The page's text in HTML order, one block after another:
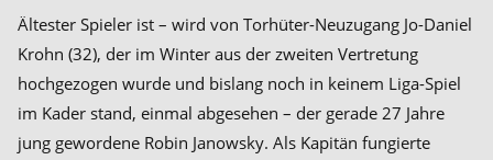
Ältester Spieler ist – wird von Torhüter-Neuzugang Jo-Daniel
Krohn (32), der im Winter aus der zweiten Vertretung
hochgezogen wurde und bislang noch in keinem Liga-Spiel
im Kader stand, einmal abgesehen – der gerade 27 Jahre
jung gewordene Robin Janowsky. Als Kapitän fungierte